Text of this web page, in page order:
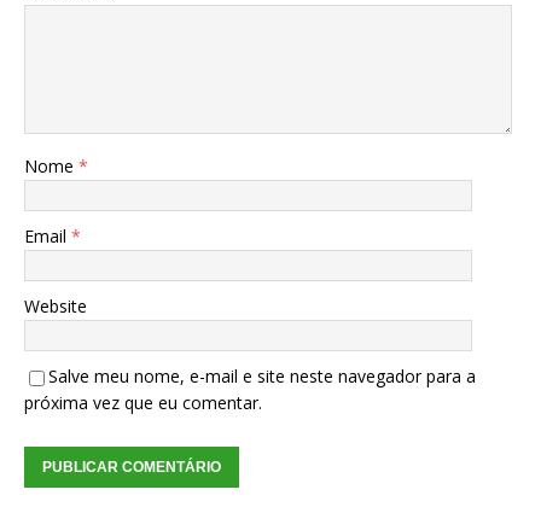
Nome *
Email *
Website
Salve meu nome, e-mail e site neste navegador para a
próxima vez que eu comentar.